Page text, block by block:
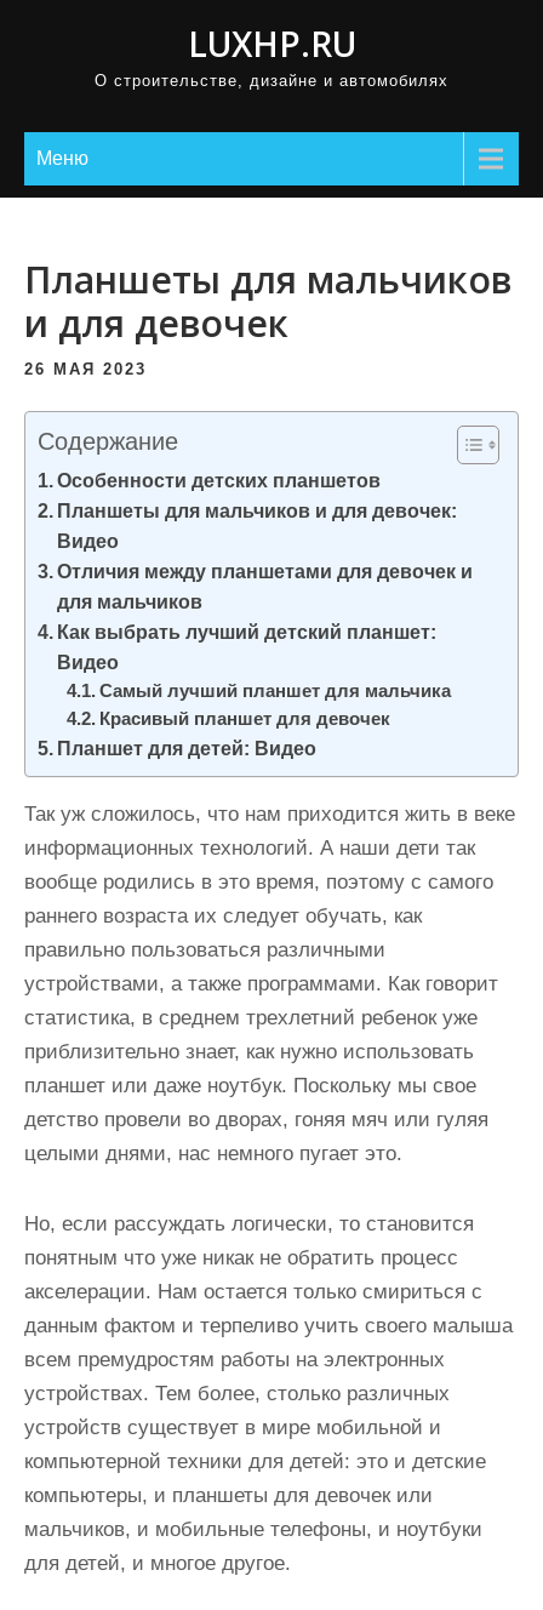
LUXHP.RU
О строительстве, дизайне и автомобилях
Меню
Планшеты для мальчиков
и для девочек
26 МАЯ 2023
Содержание
Особенности детских планшетов
Планшеты для мальчиков и для девочек:
Видео
Отличия между планшетами для девочек и
для мальчиков
Как выбрать лучший детский планшет:
Видео
Самый лучший планшет для мальчика
Красивый планшет для девочек
Планшет для детей: Видео
Так уж сложилось, что нам приходится жить в веке
информационных технологий. А наши дети так
вообще родились в это время, поэтому с самого
раннего возраста их следует обучать, как
правильно пользоваться различными
устройствами, а также программами. Как говорит
статистика, в среднем трехлетний ребенок уже
приблизительно знает, как нужно использовать
планшет или даже ноутбук. Поскольку мы свое
детство провели во дворах, гоняя мяч или гуляя
целыми днями, нас немного пугает это.
Но, если рассуждать логически, то становится
понятным что уже никак не обратить процесс
акселерации. Нам остается только смириться с
данным фактом и терпеливо учить своего малыша
всем премудростям работы на электронных
устройствах. Тем более, столько различных
устройств существует в мире мобильной и
компьютерной техники для детей: это и детские
компьютеры, и планшеты для девочек или
мальчиков, и мобильные телефоны, и ноутбуки
для детей, и многое другое.